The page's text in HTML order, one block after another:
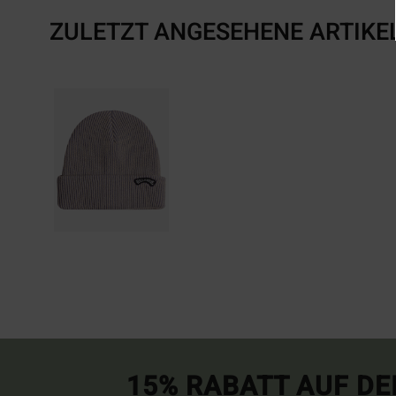
ZULETZT ANGESEHENE
15% RABATT AUF